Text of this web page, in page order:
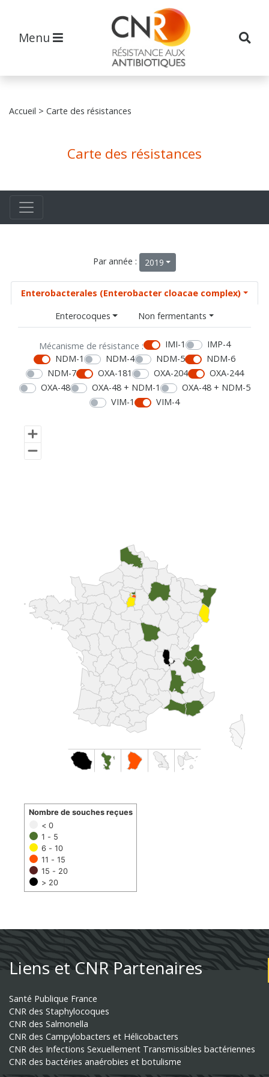
Menu
Accueil > Carte des résistances
Carte des résistances
Par année : 2019
Enterobacterales (Enterobacter cloacae complex)
Enterocoques
Non fermentants
Mécanisme de résistance : IMI-1
IMP-4
NDM-1
NDM-4 NDM-5
NDM-6
NDM-7
OXA-181 OXA-204
OXA-244
OXA-48
OXA-48 + NDM-1
OXA-48 + NDM-5
VIM-1
VIM-4
< 0
1 - 5
6 - 10
11 - 15
15 - 20
> 20
Nombre de souches reçues
Liens et CNR Partenaires
Santé Publique France
CNR des Staphylocoques
CNR des Salmonella
CNR des Campylobacters et Hélicobacters
CNR des Infections Sexuellement Transmissibles bactériennes
CNR des bactéries anaérobies et botulisme